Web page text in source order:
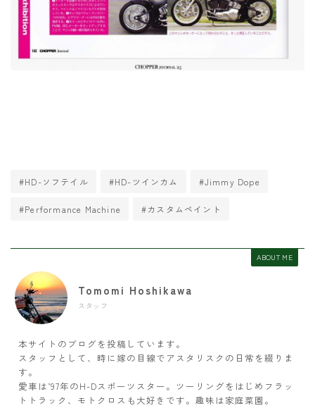
#HD-ソフテイル #HD-ツインカム #Jimmy Dope
#Performance Machine #カスタムペイント
ABOUT ME
Tomomi Hoshikawa
スタッフ
本サイトのブログを投稿しています。
スタッフとして、時に嫁の目線でアスタリスクの日常を綴りま
す。
愛車は’97年のH-Dスポーツスター。ツーリングをはじめフラッ
トトラック、モトクロスも大好きです。趣味は家庭菜園。